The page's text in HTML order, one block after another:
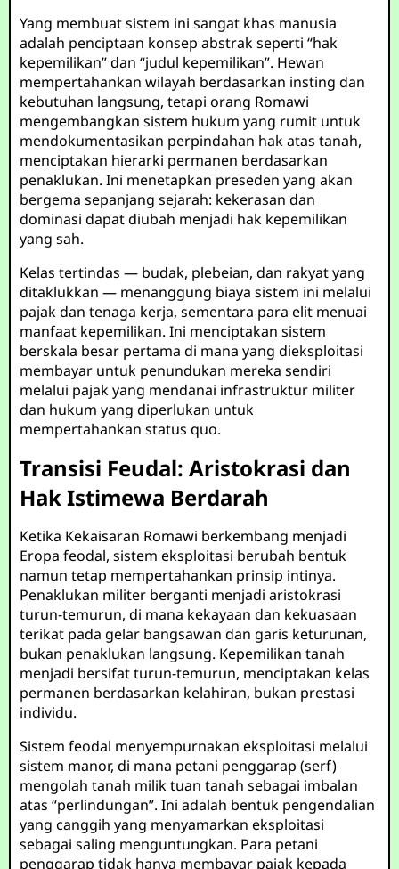
Yang membuat sistem ini sangat khas manusia
adalah penciptaan konsep abstrak seperti “hak
kepemilikan” dan “judul kepemilikan”. Hewan
mempertahankan wilayah berdasarkan insting dan
kebutuhan langsung, tetapi orang Romawi
mengembangkan sistem hukum yang rumit untuk
mendokumentasikan perpindahan hak atas tanah,
menciptakan hierarki permanen berdasarkan
penaklukan. Ini menetapkan preseden yang akan
bergema sepanjang sejarah: kekerasan dan
dominasi dapat diubah menjadi hak kepemilikan
yang sah.
Kelas tertindas — budak, plebeian, dan rakyat yang
ditaklukkan — menanggung biaya sistem ini melalui
pajak dan tenaga kerja, sementara para elit menuai
manfaat kepemilikan. Ini menciptakan sistem
berskala besar pertama di mana yang dieksploitasi
membayar untuk penundukan mereka sendiri
melalui pajak yang mendanai infrastruktur militer
dan hukum yang diperlukan untuk
mempertahankan status quo.
Transisi Feudal: Aristokrasi dan
Hak Istimewa Berdarah
Ketika Kekaisaran Romawi berkembang menjadi
Eropa feodal, sistem eksploitasi berubah bentuk
namun tetap mempertahankan prinsip intinya.
Penaklukan militer berganti menjadi aristokrasi
turun-temurun, di mana kekayaan dan kekuasaan
terikat pada gelar bangsawan dan garis keturunan,
bukan penaklukan langsung. Kepemilikan tanah
menjadi bersifat turun-temurun, menciptakan kelas
permanen berdasarkan kelahiran, bukan prestasi
individu.
Sistem feodal menyempurnakan eksploitasi melalui
sistem manor, di mana petani penggarap (serf)
mengolah tanah milik tuan tanah sebagai imbalan
atas “perlindungan”. Ini adalah bentuk pengendalian
yang canggih yang menyamarkan eksploitasi
sebagai saling menguntungkan. Para petani
penggarap tidak hanya membayar pajak kepada